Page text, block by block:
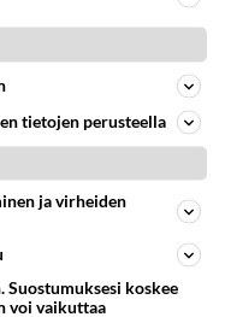
selvää nuorten
vuodessa 😬
lahjoita Vaalirahaa
uutisoinnin
tietojen perusteella
ja virheiden
koskee
voi vaikuttaa